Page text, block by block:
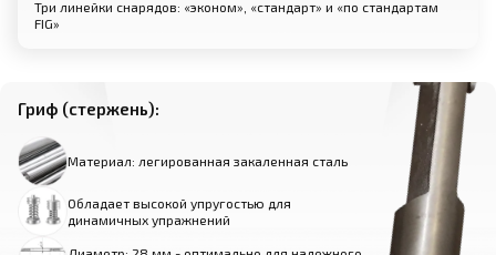
Три линейки снарядов: «эконом», «стандарт» и «по стандартам
FIG»
Гриф (стержень):
Материал: легированная закаленная сталь
Обладает высокой упругостью для
динамичных упражнений